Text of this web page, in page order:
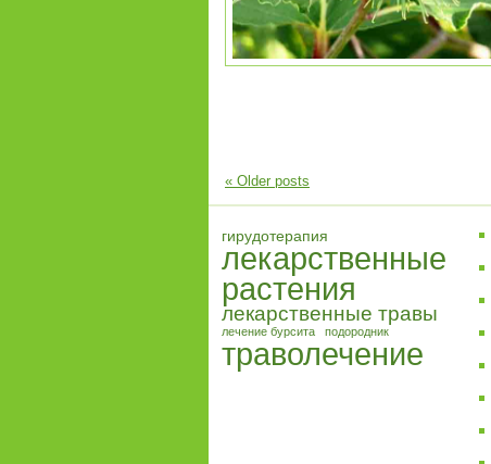
« Older posts
гирудотерапия
лекарственные
растения
лекарственные травы
лечение бурсита подородник
траволечение